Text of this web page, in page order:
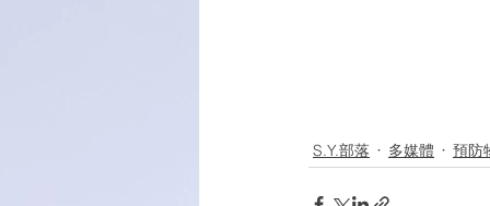
S.Y.部落 多媒體 預防